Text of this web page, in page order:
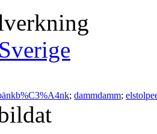
Sverige
b%C3%A4nk; dammdamm; elstolpe